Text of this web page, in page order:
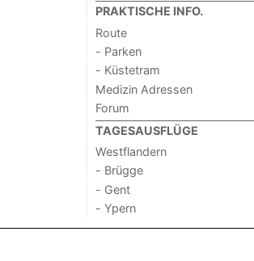
PRAKTISCHE INFO.
Route
- Parken
- Küstetram
Medizin Adressen
Forum
TAGESAUSFLÜGE
Westflandern
- Brügge
- Gent
- Ypern